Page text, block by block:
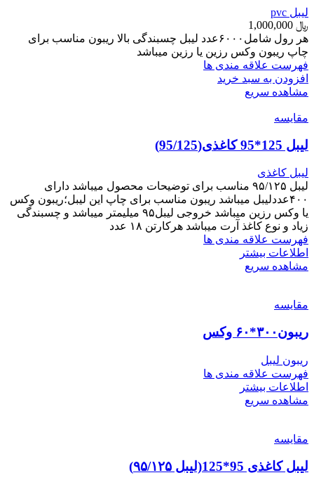
لیبل pvc
﷼
هر رول شامل۶۰۰۰عدد لیبل چسبندگی بالا ریبون مناسب برای
چاپ ریبون وکس رزین یا رزین میباشد
فهرست علاقه مندی ها
افزودن به سبد خرید
مشاهده سریع
مقایسه
لیبل 125*95 کاغذی(95/125)
لیبل کاغذی
لیبل ۹۵/۱۲۵ مناسب برای توضیحات محصول میباشد دارای
۴۰۰عددلیبل میباشد ریبون مناسب برای چاپ این لیبل؛ریبون وکس
یا وکس رزین میباشد خروجی لیبل۹۵ میلیمتر میباشد و چسبندگی
زیاد و نوع کاغذ آرت میباشد هرکارتن ۱۸ عدد
فهرست علاقه مندی ها
اطلاعات بیشتر
مشاهده سریع
مقایسه
ریبون۳۰۰*۶۰ وکس
ریبون لیبل
فهرست علاقه مندی ها
اطلاعات بیشتر
مشاهده سریع
مقایسه
لیبل کاغذی 95*125(لیبل ۹۵/۱۲۵)